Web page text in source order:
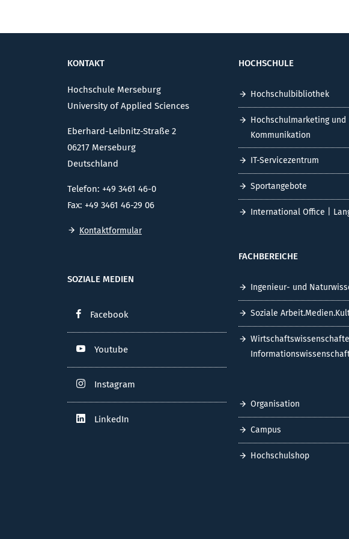
KONTAKT
Hochschule Merseburg
University of Applied Sciences
Eberhard-Leibnitz-Straße 2
06217 Merseburg
Deutschland
Telefon: +49 3461 46-0
Fax: +49 3461 46-29 06
Kontaktformular
SOZIALE MEDIEN
Facebook
Youtube
Instagram
LinkedIn
HOCHSCHULE
Hochschulbibliothek
Hochschulmarketing und
Kommunikation
IT-Servicezentrum
Sportangebote
International Office |
FACHBEREICHE
Ingenieur- und
Soziale
Organisation
Campus
Hochschulshop